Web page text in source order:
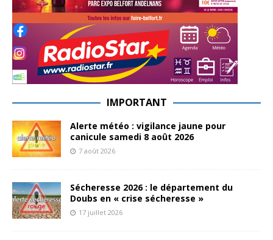
IMPORTANT
Alerte météo : vigilance jaune pour
canicule samedi 8 août 2026
7 août 2026
Sécheresse 2026 : le département du
Doubs en « crise sécheresse »
17 juillet 2026